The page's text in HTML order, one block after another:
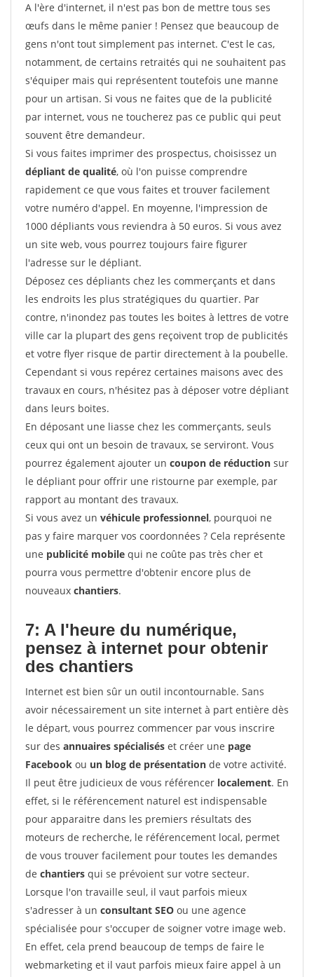
A l'ère d'internet, il n'est pas bon de mettre tous ses
œufs dans le même panier ! Pensez que beaucoup de
gens n'ont tout simplement pas internet. C'est le cas,
notamment, de certains retraités qui ne souhaitent pas
s'équiper mais qui représentent toutefois une manne
pour un artisan. Si vous ne faites que de la publicité
par internet, vous ne toucherez pas ce public qui peut
souvent être demandeur.
Si vous faites imprimer des prospectus, choisissez un
dépliant de qualité, où l'on puisse comprendre
rapidement ce que vous faites et trouver facilement
votre numéro d'appel. En moyenne, l'impression de
1000 dépliants vous reviendra à 50 euros. Si vous avez
un site web, vous pourrez toujours faire figurer
l'adresse sur le dépliant.
Déposez ces dépliants chez les commerçants et dans
les endroits les plus stratégiques du quartier. Par
contre, n'inondez pas toutes les boites à lettres de votre
ville car la plupart des gens reçoivent trop de publicités
et votre flyer risque de partir directement à la poubelle.
Cependant si vous repérez certaines maisons avec des
travaux en cours, n'hésitez pas à déposer votre dépliant
dans leurs boites.
En déposant une liasse chez les commerçants, seuls
ceux qui ont un besoin de travaux, se serviront. Vous
pourrez également ajouter un coupon de réduction sur
le dépliant pour offrir une ristourne par exemple, par
rapport au montant des travaux.
Si vous avez un véhicule professionnel, pourquoi ne
pas y faire marquer vos coordonnées ? Cela représente
une publicité mobile qui ne coûte pas très cher et
pourra vous permettre d'obtenir encore plus de
nouveaux chantiers.
7: A l'heure du numérique,
pensez à internet pour obtenir
des chantiers
Internet est bien sûr un outil incontournable. Sans
avoir nécessairement un site internet à part entière dès
le départ, vous pourrez commencer par vous inscrire
sur des annuaires spécialisés et créer une page
Facebook ou un blog de présentation de votre activité.
Il peut être judicieux de vous référencer localement. En
effet, si le référencement naturel est indispensable
pour apparaitre dans les premiers résultats des
moteurs de recherche, le référencement local, permet
de vous trouver facilement pour toutes les demandes
de chantiers qui se prévoient sur votre secteur.
Lorsque l'on travaille seul, il vaut parfois mieux
s'adresser à un consultant SEO ou une agence
spécialisée pour s'occuper de soigner votre image web.
En effet, cela prend beaucoup de temps de faire le
webmarketing et il vaut parfois mieux faire appel à un